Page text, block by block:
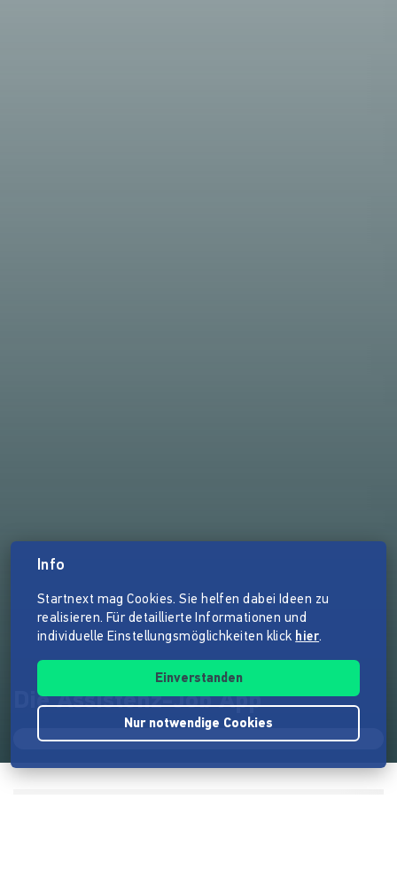
Die Assistenz-Job App
Info
Startnext mag Cookies. Sie helfen dabei Ideen zu
realisieren. Für detaillierte Informationen und
individuelle Einstellungsmöglichkeiten klick hier.
Einverstanden
Nur notwendige Cookies